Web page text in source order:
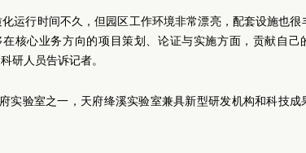
运行时间不久，但园区工作环境非常漂亮，配套设施也很
核心业务方向的项目策划、论证与实施方面，贡献自己
研人员告诉记者。
实验室之一，天府绛溪实验室兼具新型研发机构和科技成